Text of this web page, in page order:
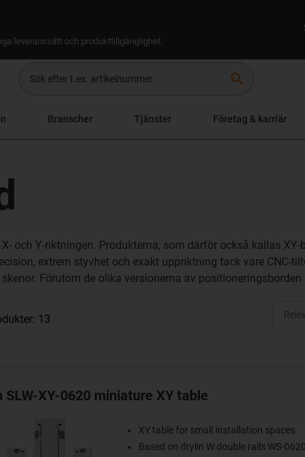
leveranssätt och produkttillgänglighet.
search
Branscher Tjänster Företag & karriär
och Y-riktningen. Produkterna, som därför också kallas
extrem styvhet och exakt uppriktning tack vare CNC-
Förutom de olika versionerna av
13
SLW-XY-0620 miniature XY table
XY table for small installation spaces
Based on drylin W double rails WS-0620